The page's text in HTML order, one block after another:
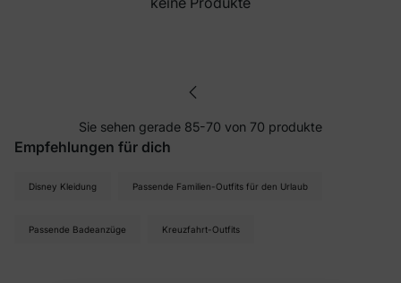
Sie sehen gerade 85-70 von 70 produkte
Empfehlungen für dich
Disney Kleidung Passende Familien-Outfits für den Urlaub
Passende Badeanzüge Kreuzfahrt-Outfits